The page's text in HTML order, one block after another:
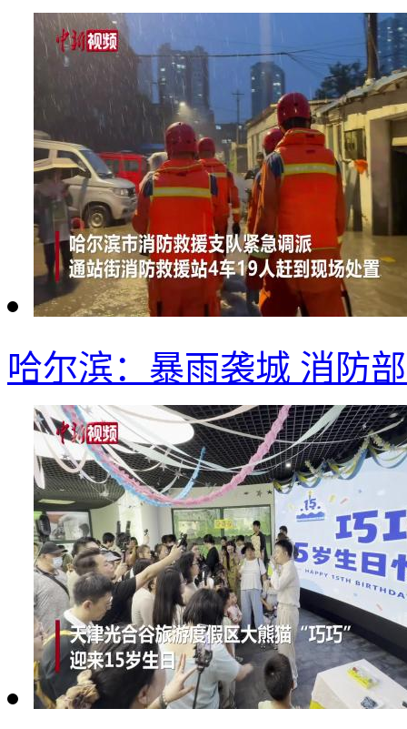
哈尔滨：暴雨袭城 消防